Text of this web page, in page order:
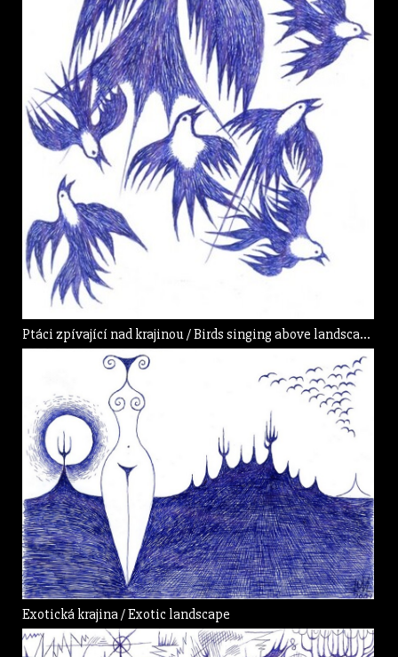
Ptáci zpívající nad krajinou / Birds singing above landscape
Exotická krajina / Exotic landscape